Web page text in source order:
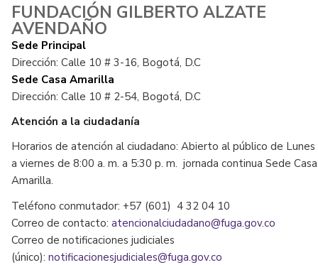
FUNDACIÓN GILBERTO ALZATE
AVENDAÑO
Sede Principal
Dirección: Calle 10 # 3-16, Bogotá, D.C
Sede Casa Amarilla
Dirección: Calle 10 # 2-54, Bogotá, D.C
Atención a la ciudadanía
Horarios de atención al ciudadano: Abierto al público de Lunes
a viernes de 8:00 a. m. a 5:30 p. m. jornada continua Sede Casa
Amarilla.
Teléfono conmutador: +57 (601) 4 32 04 10
Correo de contacto: atencionalciudadano@fuga.gov.co
Correo de notificaciones judiciales
(único): notificacionesjudiciales@fuga.gov.co